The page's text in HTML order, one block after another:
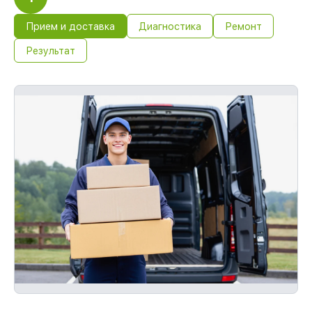
Прием и доставка Диагностика Ремонт
Результат